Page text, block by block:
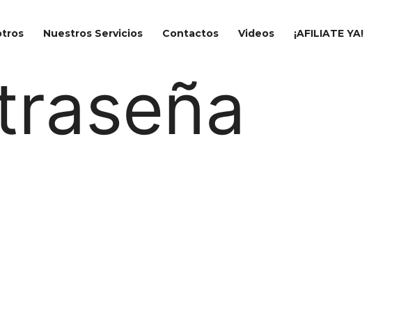
Nuestros Servicios Contactos Videos ¡AFILIATE YA!